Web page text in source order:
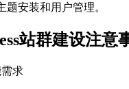
安装和用户管理。
站群建设注意
求